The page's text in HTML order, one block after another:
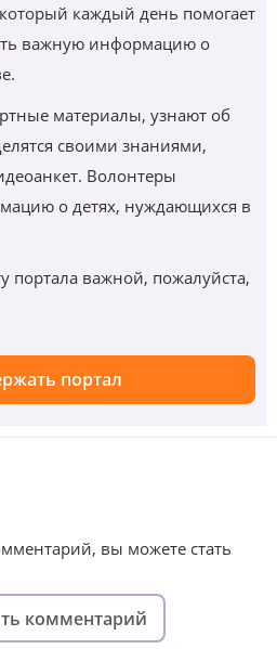
каждый день помогает
важную информацию о
материалы, узнают об
своими знаниями,
Волонтеры
о детях, нуждающихся в
портала важной, пожалуйста,
портал
вы можете стать
комментарий